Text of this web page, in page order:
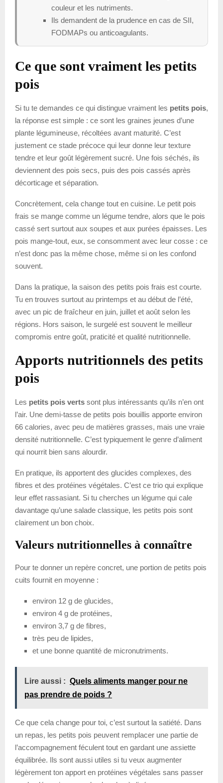
couleur et les nutriments.
Ils demandent de la prudence en cas de SII,
FODMAPs ou anticoagulants.
Ce que sont vraiment les petits
pois
Si tu te demandes ce qui distingue vraiment les petits pois,
la réponse est simple : ce sont les graines jeunes d’une
plante légumineuse, récoltées avant maturité. C’est
justement ce stade précoce qui leur donne leur texture
tendre et leur goût légèrement sucré. Une fois séchés, ils
deviennent des pois secs, puis des pois cassés après
décorticage et séparation.
Concrètement, cela change tout en cuisine. Le petit pois
frais se mange comme un légume tendre, alors que le pois
cassé sert surtout aux soupes et aux purées épaisses. Les
pois mange-tout, eux, se consomment avec leur cosse : ce
n’est donc pas la même chose, même si on les confond
souvent.
Dans la pratique, la saison des petits pois frais est courte.
Tu en trouves surtout au printemps et au début de l’été,
avec un pic de fraîcheur en juin, juillet et août selon les
régions. Hors saison, le surgelé est souvent le meilleur
compromis entre goût, praticité et qualité nutritionnelle.
Apports nutritionnels des petits
pois
Les petits pois verts sont plus intéressants qu’ils n’en ont
l’air. Une demi-tasse de petits pois bouillis apporte environ
66 calories, avec peu de matières grasses, mais une vraie
densité nutritionnelle. C’est typiquement le genre d’aliment
qui nourrit bien sans alourdir.
En pratique, ils apportent des glucides complexes, des
fibres et des protéines végétales. C’est ce trio qui explique
leur effet rassasiant. Si tu cherches un légume qui cale
davantage qu’une salade classique, les petits pois sont
clairement un bon choix.
Valeurs nutritionnelles à connaître
Pour te donner un repère concret, une portion de petits pois
cuits fournit en moyenne :
environ 12 g de glucides,
environ 4 g de protéines,
environ 3,7 g de fibres,
très peu de lipides,
et une bonne quantité de micronutriments.
Lire aussi : Quels aliments manger pour ne
pas prendre de poids ?
Ce que cela change pour toi, c’est surtout la satiété. Dans
un repas, les petits pois peuvent remplacer une partie de
l’accompagnement féculent tout en gardant une assiette
équilibrée. Ils sont aussi utiles si tu veux augmenter
légèrement ton apport en protéines végétales sans passer